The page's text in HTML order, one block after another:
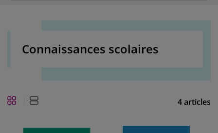
Connaissances scolaires
4articles